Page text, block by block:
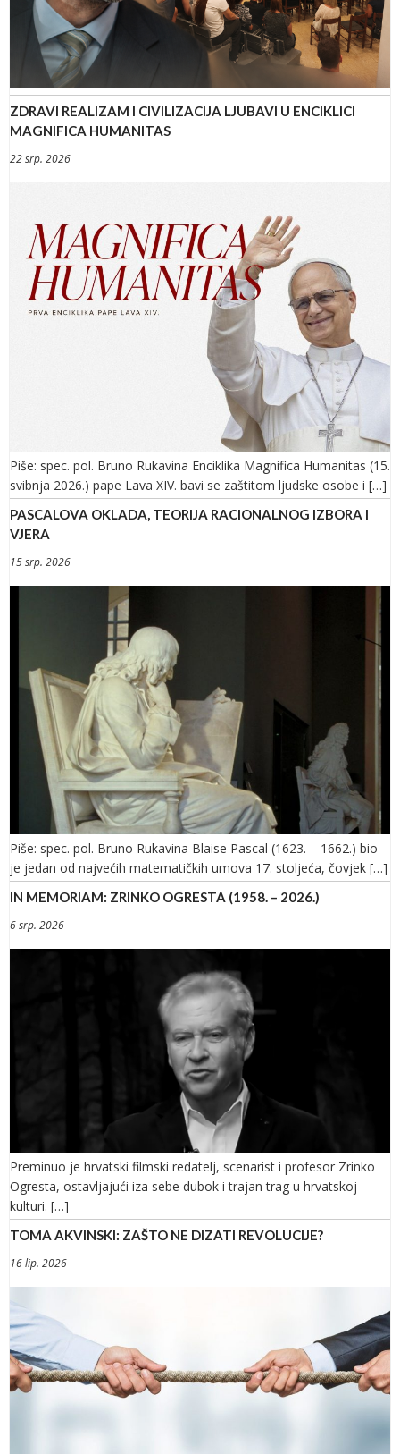
ZDRAVI REALIZAM I CIVILIZACIJA LJUBAVI U ENCIKLICI
MAGNIFICA HUMANITAS
22 srp. 2026
Piše: spec. pol. Bruno Rukavina Enciklika Magnifica Humanitas (15.
svibnja 2026.) pape Lava XIV. bavi se zaštitom ljudske osobe i […]
PASCALOVA OKLADA, TEORIJA RACIONALNOG IZBORA I
VJERA
15 srp. 2026
Piše: spec. pol. Bruno Rukavina Blaise Pascal (1623. – 1662.) bio
je jedan od najvećih matematičkih umova 17. stoljeća, čovjek […]
IN MEMORIAM: ZRINKO OGRESTA (1958. – 2026.)
6 srp. 2026
Preminuo je hrvatski filmski redatelj, scenarist i profesor Zrinko
Ogresta, ostavljajući iza sebe dubok i trajan trag u hrvatskoj
kulturi. […]
TOMA AKVINSKI: ZAŠTO NE DIZATI REVOLUCIJE?
16 lip. 2026